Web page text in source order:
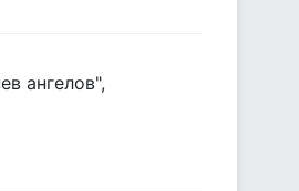
ангелов",